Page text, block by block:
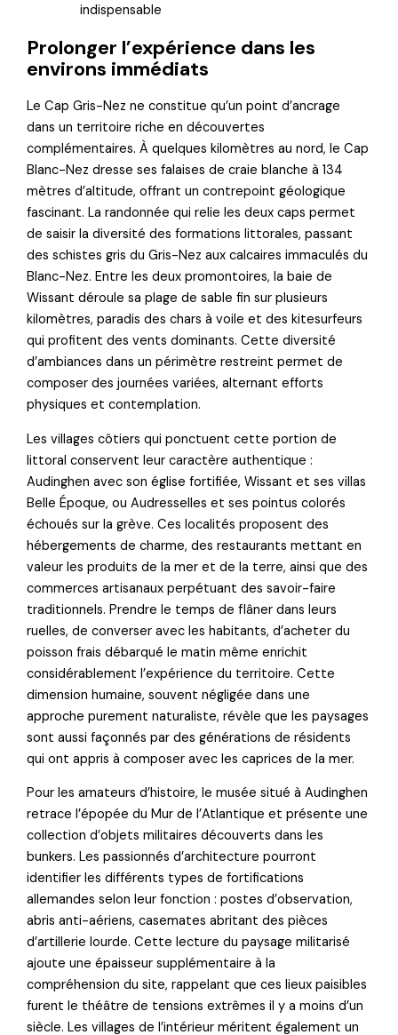
indispensable
Prolonger l’expérience dans les
environs immédiats
Le Cap Gris-Nez ne constitue qu’un point d’ancrage
dans un territoire riche en découvertes
complémentaires. À quelques kilomètres au nord, le Cap
Blanc-Nez dresse ses falaises de craie blanche à 134
mètres d’altitude, offrant un contrepoint géologique
fascinant. La randonnée qui relie les deux caps permet
de saisir la diversité des formations littorales, passant
des schistes gris du Gris-Nez aux calcaires immaculés du
Blanc-Nez. Entre les deux promontoires, la baie de
Wissant déroule sa plage de sable fin sur plusieurs
kilomètres, paradis des chars à voile et des kitesurfeurs
qui profitent des vents dominants. Cette diversité
d’ambiances dans un périmètre restreint permet de
composer des journées variées, alternant efforts
physiques et contemplation.
Les villages côtiers qui ponctuent cette portion de
littoral conservent leur caractère authentique :
Audinghen avec son église fortifiée, Wissant et ses villas
Belle Époque, ou Audresselles et ses pointus colorés
échoués sur la grève. Ces localités proposent des
hébergements de charme, des restaurants mettant en
valeur les produits de la mer et de la terre, ainsi que des
commerces artisanaux perpétuant des savoir-faire
traditionnels. Prendre le temps de flâner dans leurs
ruelles, de converser avec les habitants, d’acheter du
poisson frais débarqué le matin même enrichit
considérablement l’expérience du territoire. Cette
dimension humaine, souvent négligée dans une
approche purement naturaliste, révèle que les paysages
sont aussi façonnés par des générations de résidents
qui ont appris à composer avec les caprices de la mer.
Pour les amateurs d’histoire, le musée situé à Audinghen
retrace l’épopée du Mur de l’Atlantique et présente une
collection d’objets militaires découverts dans les
bunkers. Les passionnés d’architecture pourront
identifier les différents types de fortifications
allemandes selon leur fonction : postes d’observation,
abris anti-aériens, casemates abritant des pièces
d’artillerie lourde. Cette lecture du paysage militarisé
ajoute une épaisseur supplémentaire à la
compréhension du site, rappelant que ces lieux paisibles
furent le théâtre de tensions extrêmes il y a moins d’un
siècle. Les villages de l’intérieur méritent également un